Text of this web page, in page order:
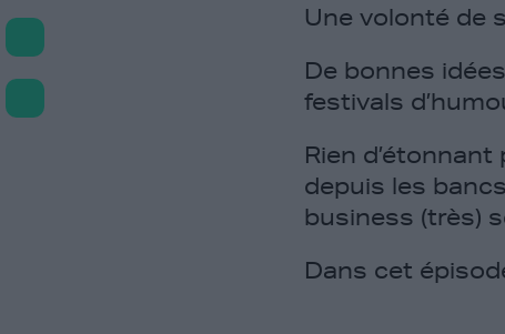
Une volonté de
De bonnes
festivals
Rien
depuis les
business (très)
Dans cet